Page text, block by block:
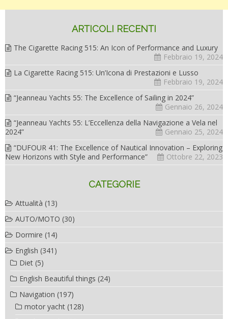
ARTICOLI RECENTI
The Cigarette Racing 515: An Icon of Performance and Luxury
Febbraio 19, 2024
La Cigarette Racing 515: Un’Icona di Prestazioni e Lusso
Febbraio 19, 2024
“Jeanneau Yachts 55: The Excellence of Sailing in 2024”
Gennaio 26, 2024
“Jeanneau Yachts 55: L’Eccellenza della Navigazione a Vela nel
2024”
Gennaio 25, 2024
“DUFOUR 41: The Excellence of Nautical Innovation – Exploring
New Horizons with Style and Performance”
Ottobre 22, 2023
CATEGORIE
Attualità (13)
AUTO/MOTO (30)
Dormire (14)
English (341)
Diet (5)
English Beautiful things (24)
Navigation (197)
motor yacht (128)